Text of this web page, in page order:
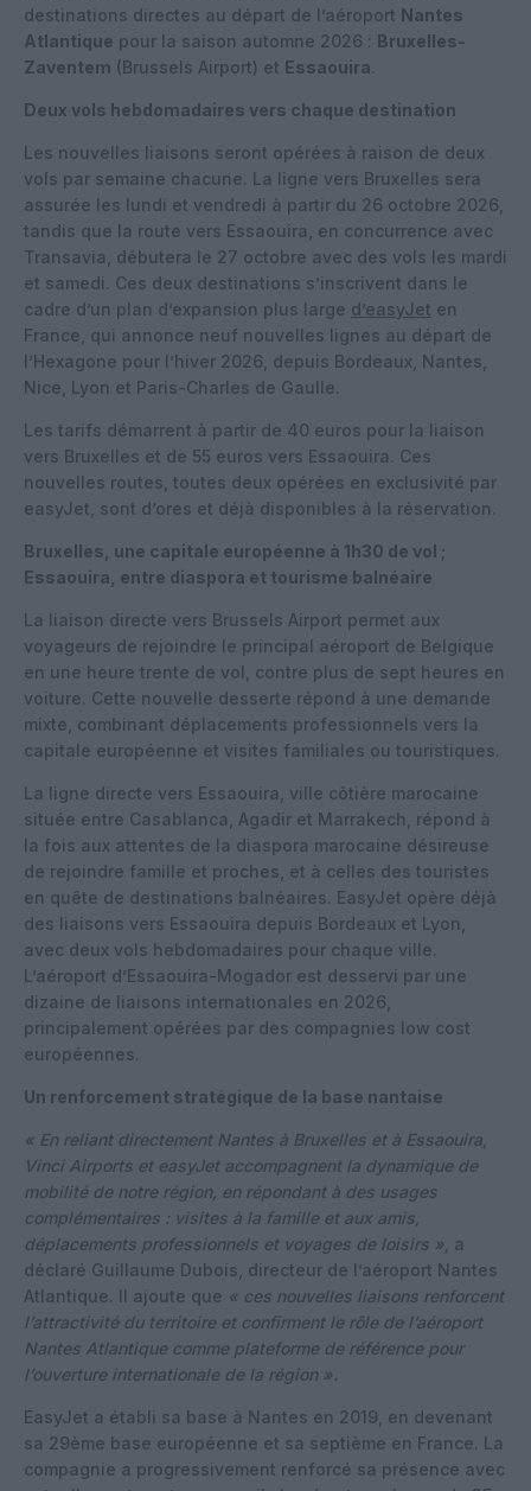
destinations directes au départ de l’aéroport Nantes
Atlantique pour la saison automne 2026 : Bruxelles-
Zaventem (Brussels Airport) et Essaouira.
Deux vols hebdomadaires vers chaque destination
Les nouvelles liaisons seront opérées à raison de deux
vols par semaine chacune. La ligne vers Bruxelles sera
assurée les lundi et vendredi à partir du 26 octobre 2026,
tandis que la route vers Essaouira, en concurrence avec
Transavia, débutera le 27 octobre avec des vols les mardi
et samedi. Ces deux destinations s’inscrivent dans le
cadre d’un plan d’expansion plus large d’easyJet en
France, qui annonce neuf nouvelles lignes au départ de
l’Hexagone pour l’hiver 2026, depuis Bordeaux, Nantes,
Nice, Lyon et Paris-Charles de Gaulle.
Les tarifs démarrent à partir de 40 euros pour la liaison
vers Bruxelles et de 55 euros vers Essaouira. Ces
nouvelles routes, toutes deux opérées en exclusivité par
easyJet, sont d’ores et déjà disponibles à la réservation.
Bruxelles, une capitale européenne à 1h30 de vol ;
Essaouira, entre diaspora et tourisme balnéaire
La liaison directe vers Brussels Airport permet aux
voyageurs de rejoindre le principal aéroport de Belgique
en une heure trente de vol, contre plus de sept heures en
voiture. Cette nouvelle desserte répond à une demande
mixte, combinant déplacements professionnels vers la
capitale européenne et visites familiales ou touristiques.
La ligne directe vers Essaouira, ville côtière marocaine
située entre Casablanca, Agadir et Marrakech, répond à
la fois aux attentes de la diaspora marocaine désireuse
de rejoindre famille et proches, et à celles des touristes
en quête de destinations balnéaires. EasyJet opère déjà
des liaisons vers Essaouira depuis Bordeaux et Lyon,
avec deux vols hebdomadaires pour chaque ville.
L’aéroport d’Essaouira-Mogador est desservi par une
dizaine de liaisons internationales en 2026,
principalement opérées par des compagnies low cost
européennes.
Un renforcement stratégique de la base nantaise
« En reliant directement Nantes à Bruxelles et à Essaouira,
Vinci Airports et easyJet accompagnent la dynamique de
mobilité de notre région, en répondant à des usages
complémentaires : visites à la famille et aux amis,
déplacements professionnels et voyages de loisirs », a
déclaré Guillaume Dubois, directeur de l’aéroport Nantes
Atlantique. Il ajoute que « ces nouvelles liaisons renforcent
l’attractivité du territoire et confirment le rôle de l’aéroport
Nantes Atlantique comme plateforme de référence pour
l’ouverture internationale de la région ».
EasyJet a établi sa base à Nantes en 2019, en devenant
sa 29ème base européenne et sa septième en France. La
compagnie a progressivement renforcé sa présence avec